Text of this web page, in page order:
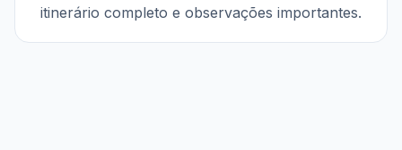
itinerário completo e observações importantes.